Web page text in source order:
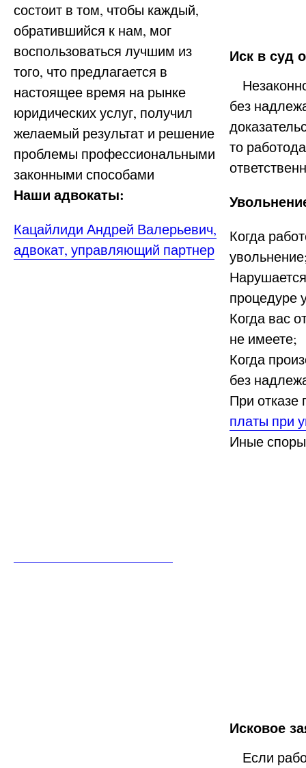
состоит в том, чтобы каждый,
обратившийся к нам, мог
воспользоваться лучшим из
того, что предлагается в
настоящее время на рынке
юридических услуг, получил
желаемый результат и решение
проблемы профессиональными
законными способами
Наши адвокаты:
Кацайлиди Андрей Валерьевич,
адвокат, управляющий партнер
Иск в суд
без
то
Когда
процедуре
Когда вас
не имеете;
Когда
без
При отказе
платы при
Иные
Исковое
Если